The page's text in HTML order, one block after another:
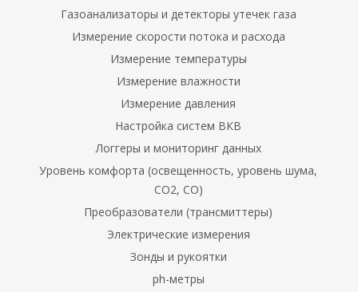
Газоанализаторы и детекторы утечек газа
Измерение скорости потока и расхода
Измерение температуры
Измерение влажности
Измерение давления
Настройка систем ВКВ
Логгеры и мониторинг данных
Уровень комфорта (освещенность, уровень шума,
CO2, CO)
Преобразователи (трансмиттеры)
Электрические измерения
Зонды и рукоятки
ph-метры